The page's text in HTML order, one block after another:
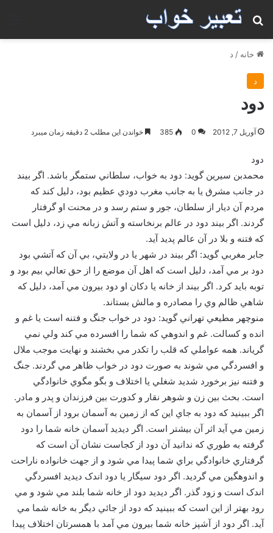
جستجو برای
خانه / د
د
دود
آوریل 7, 2012 0
385 خواندن این مطلب 2 دقیقه زمان میبرد
دود
محمدبن سيرين گويد: دود به خواب، سلطاني ستمگر باشد. اگر بيند
در جانب مشرق يا به جانب مغرب دودي عظيم بود، دليل كند كه
مردم آن ديار از سلطان، جور و ستم رسد و در محنت او گرفتار
گردند. اگر بيند دود در عالم برنخاسته و آتش زبانه مي زد، دليل است
كه فتنه و بلا در آن عالم پديد آيد.
جابر مغربي گويد: اگر بيند در شهر يا در ولايتي، بي آن كه آتشي بود
دود بر مي آمد، دليل است كه اهل آن موضع را از حق تعالي بيم بود و
توبه بايد كرد. اگر بيند از خانه يا دكان او دود بيرون مي آمد، دليل كه
شاهي ظالم وي را مصادره و مالش بستاند.
منوچهر مطيعي تهراني گويد: دود در خواب جنگ و فتنه است يا غم و
انده و کسالت. غم و اندوهي که شما را افسرده مي کند ولي نمي
گرياند. همه عواملي که قلب را تکدر مي بخشند و نهايت موجب ملال
و افسردگي مي شوند به صورت دود در خواب ظاهر مي گردند. جنگ
و فتنه نيز برخورد شديد شغلي يا اختلاف و بگو مگوي خانوادگي
است. بحث بين زن و شوهر نقار و کدورت بين فرزندان و پدر و مادر.
اگر ببينيد که دود به جاي اين که از زمين به آسمان برود از آسمان به
زمين مي آيد اثر آن بيشتر است. اگر ديديد آسمان خانه شما را دود
گرفته به طوري که ندانيد آن دود از کجاست نشان آن است که
گرفتاري خانوادگي براي شما پيدا مي شود و از جهت خانواده ناراحت
و اندوهگين مي گرديد. اگر دود سيگار يا دود اندک ديديد افسردگي
اندک است و زود گذر. اگر ديديد دود از خانه شما بلند مي شود و مي
رود بهتر از اين است که ببينيد که دود از جائي ديگر به خانه شما مي
آيد. اگر دود از آشپز خانه شما بيرون مي آمد با همسرتان اختلاف پيدا